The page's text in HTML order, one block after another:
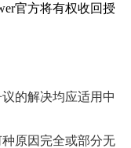
官方将有权收回授
的解决均应适用中
原因完全或部分无